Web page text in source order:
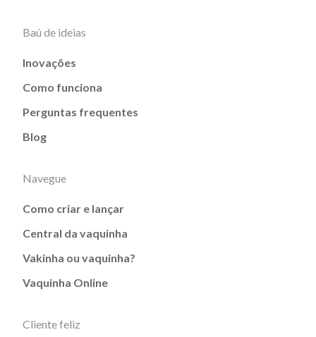
Baú de ideias
Inovações
Como funciona
Perguntas frequentes
Blog
Navegue
Como criar e lançar
Central da vaquinha
Vakinha ou vaquinha?
Vaquinha Online
Cliente feliz